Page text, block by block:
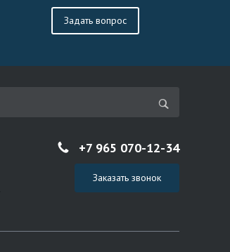
Задать вопрос
+7 965 070-12-34
Заказать звонок